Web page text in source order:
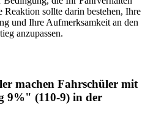
Reaktion sollte darin bestehen, Ihre
und Ihre Aufmerksamkeit an den
anzupassen.
machen Fahrschüler mit
9%" (110-9) in der